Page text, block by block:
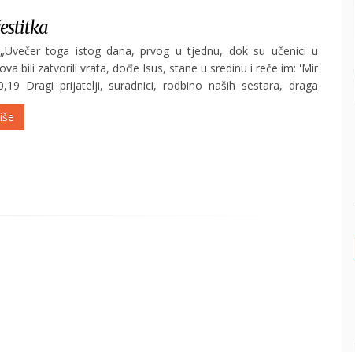
toga istog dana, prvog u tjednu, dok su učenici u
bili zatvorili vrata, dođe Isus, stane u sredinu i reče im: 'Mir
Dragi prijatelji, suradnici, rodbino naših sestara, draga
Uskrsli Isus, u ovom posebnom...